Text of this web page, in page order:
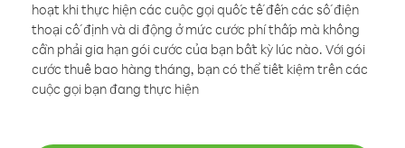
hoạt khi thực hiện các cuộc gọi quốc tế đến các số điện
thoại cố định và di động ở mức cước phí thấp mà không
cần phải gia hạn gói cước của bạn bất kỳ lúc nào. Với gói
cước thuê bao hàng tháng, bạn có thể tiết kiệm trên các
cuộc gọi bạn đang thực hiện